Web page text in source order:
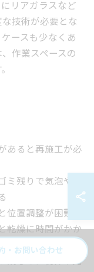
リアガラスなど
技術が必要とな
ースも少なくあ
作業スペースの
あると再施工が必
ミ残りで気泡や傷
位置調整が困難
乾燥に時間がかか
残ると、視界や見
・お問い合わせ